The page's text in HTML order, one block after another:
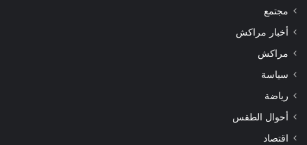
مجتمع
أخبار مراكش
مراكش
سياسة
رياضة
أحوال الطقس
اقتصاد